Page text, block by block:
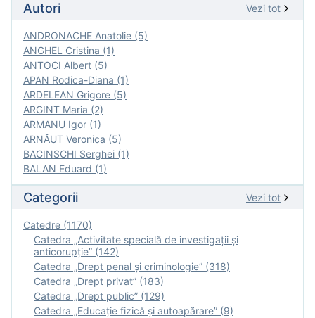
Autori Vezi tot
ANDRONACHE Anatolie (5)
ANGHEL Cristina (1)
ANTOCI Albert (5)
APAN Rodica-Diana (1)
ARDELEAN Grigore (5)
ARGINT Maria (2)
ARMANU Igor (1)
ARNĂUT Veronica (5)
BACINSCHI Serghei (1)
BALAN Eduard (1)
Categorii Vezi tot
Catedre (1170)
Catedra „Activitate specială de investigaţii şi
anticorupție” (142)
Catedra „Drept penal și criminologie” (318)
Catedra „Drept privat” (183)
Catedra „Drept public” (129)
Catedra „Educație fizică şi autoapărare” (9)